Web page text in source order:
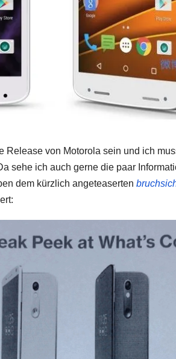
Release von Motorola sein und ich
sehe ich auch gerne die paar
dem kürzlich angeteaserten